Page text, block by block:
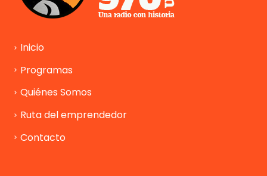
Inicio
Programas
Quiénes Somos
Ruta del emprendedor
Contacto